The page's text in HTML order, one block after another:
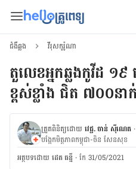
ជំងឺឆ្លង វីរុសកូរ៉ូណា
តួលេខអ្នកឆ្លងកូវីដ ១
ខ្ពស់ខ្លាំង ជិត ៧០០នាក់
ត្រួតពិនិត្យដោយ វេជ្ជ. ចាន់ ស៊ីណេត ·
បង្អែកមិត្តភាពកម្ពុជា-ចិន សែនសុខ
អត្ថបទ​ដោយ ដេត ធន្នី ·កែ 31/05/2021